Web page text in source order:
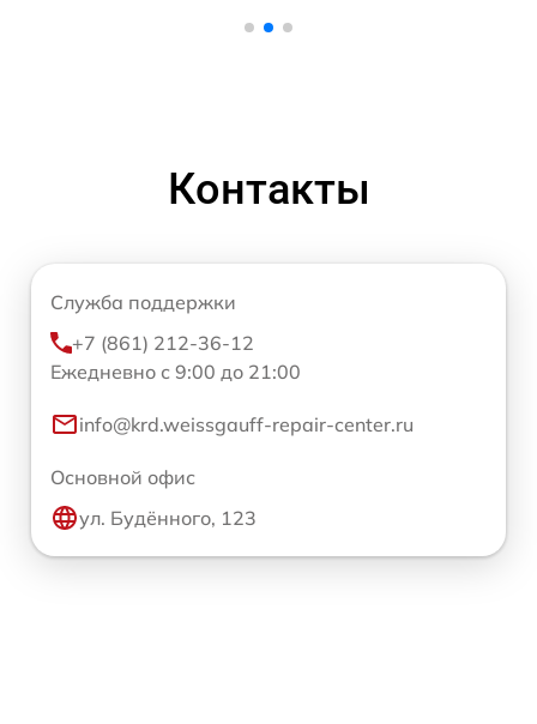
Контакты
Служба поддержки
+7 (861) 212-36-12
Ежедневно с 9:00 до 21:00
info@krd.weissgauff-repair-center.ru
Основной офис
ул. Будённого, 123